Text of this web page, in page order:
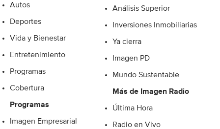
Autos
Deportes
Vida y Bienestar
Entretenimiento
Programas
Cobertura
Programas
Imagen Empresarial
Análisis Superior
Inversiones Inmobiliarias
Ya cierra
Imagen PD
Mundo Sustentable
Más de Imagen Radio
Última Hora
Radio en Vivo